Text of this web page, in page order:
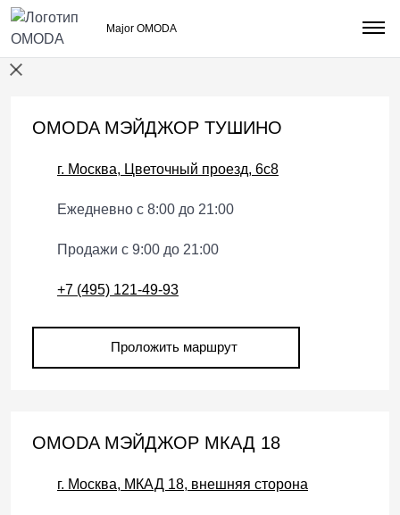
Major OMODA
АДРЕСА САЛОНОВ
OMODA МЭЙДЖОР ТУШИНО
г. Москва, Цветочный проезд, 6с8
Ежедневно с 8:00 до 21:00
Продажи с 9:00 до 21:00
+7 (495) 121-49-93
Проложить маршрут
OMODA МЭЙДЖОР МКАД 18
г. Москва, МКАД 18, внешняя сторона